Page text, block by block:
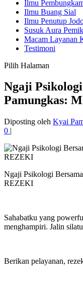
Ilmu
Ilmu Buang Sial
Ilmu Penutup
Susuk Aura
Macam Layanan
Testimoni
Pilih Halaman
Ngaji
Pamungkas:
Diposting oleh Kyai
0 |
Ngaji Psikologi
REZEKI
Sahabatku yang
menghampiri. Jalin
Berikan pelayanan,